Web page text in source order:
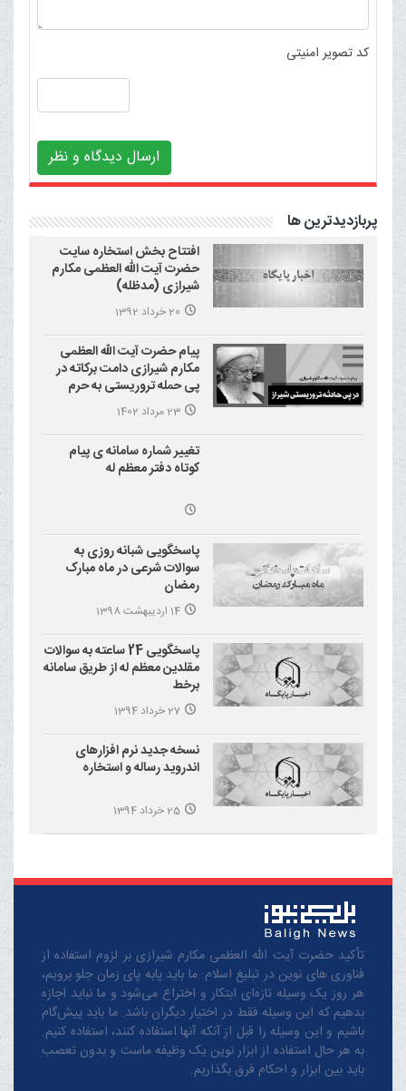
کد تصویر امنیتی
ارسال دیدگاه و نظر
پربازدیدترین ها
افتتاح بخش استخاره سایت
حضرت آیت الله العظمی مکارم
شیرازی (مدظله)
20 خرداد 1392
پیام حضرت آیت الله العظمی
مکارم شیرازی دامت برکاته در
پی حمله تروریستی به حرم
احمد بن موسی علیه السلام
(شاهچراغ)
23 مرداد 1402
تغییر شماره سامانه ی پیام
کوتاه دفتر معظم له
پاسخگویی شبانه روزی به
سوالات شرعی در ماه مبارک
رمضان
14 اردیبهشت 1398
پاسخگویی 24 ساعته به سوالات
مقلدین معظم له از طریق سامانه
برخط
27 خرداد 1394
نسخه جدید نرم افزارهای
اندروید رساله و استخاره
25 خرداد 1394
تأکید حضرت آیت الله العظمی مکارم شیرازی بر لزوم استفاده از
فناوری های نوین در تبلیغ اسلام: ما باید پابه پای زمان جلو برویم،
هر روز یک وسیله تازه‌ای ابتکار و اختراع می‌شود و ما نباید اجازه
بدهیم که این وسیله فقط در اختیار دیگران باشد. ما باید پیش‌گام
باشیم و این وسیله را قبل از آنکه آنها استفاده کنند، استفاده کنیم.
به هر حال استفاده از ابزار نوین یک وظیفه ماست و بدون تعصب
باید بین ابزار و احکام فرق بگذاریم.